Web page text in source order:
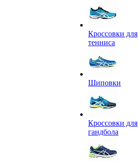
Кроссовки для
тенниса
Шиповки
Кроссовки для
гандбола